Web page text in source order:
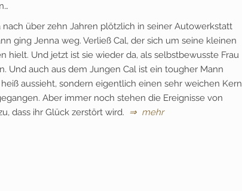
über zehn Jahren plötzlich in seiner Autowerkstatt
ging Jenna weg. Verließ Cal, der sich um seine kleinen
Und jetzt ist sie wieder da, als selbstbewusste Frau
Und auch aus dem Jungen Cal ist ein tougher Mann
aussieht, sondern eigentlich einen sehr weichen Kern
Aber immer noch stehen die Ereignisse von
dass ihr Glück zerstört wird. ⇒ mehr